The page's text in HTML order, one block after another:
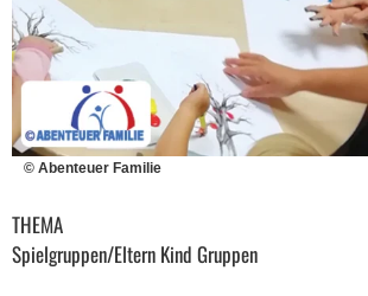
© Abenteuer Familie
THEMA
Spielgruppen/Eltern Kind Gruppen